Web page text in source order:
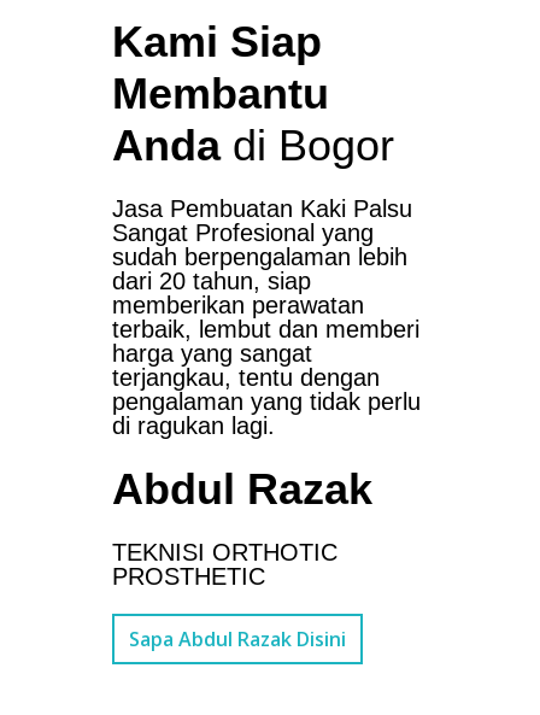
Kami Siap
Membantu
Andadi Bogor
Jasa Pembuatan Kaki Palsu
Sangat Profesional yang
sudah berpengalaman lebih
dari 20 tahun, siap
memberikan perawatan
terbaik, lembut dan memberi
harga yang sangat
terjangkau, tentu dengan
pengalaman yang tidak perlu
di ragukan lagi.
Abdul Razak
TEKNISI ORTHOTIC
PROSTHETIC
Sapa Abdul Razak Disini